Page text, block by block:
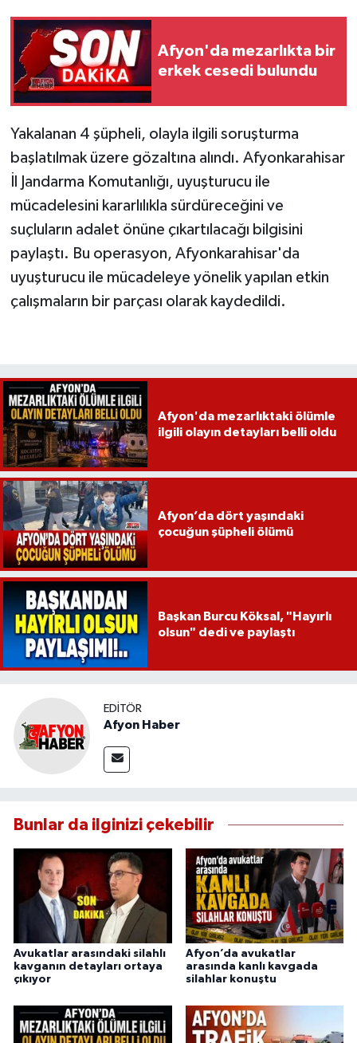
Afyon'da mezarlıkta bir
erkek cesedi bulundu
Yakalanan 4 şüpheli, olayla ilgili soruşturma
başlatılmak üzere gözaltına alındı. Afyonkarahisar
İl Jandarma Komutanlığı, uyuşturucu ile
mücadelesini kararlılıkla sürdüreceğini ve
suçluların adalet önüne çıkartılacağı bilgisini
paylaştı. Bu operasyon, Afyonkarahisar'da
uyuşturucu ile mücadeleye yönelik yapılan etkin
çalışmaların bir parçası olarak kaydedildi.
Afyon'da mezarlıktaki ölümle
ilgili olayın detayları belli oldu
Afyon’da dört yaşındaki
çocuğun şüpheli ölümü
Başkan Burcu Köksal, "Hayırlı
olsun" dedi ve paylaştı
EDITÖR
Afyon Haber
Bunlar da ilginizi çekebilir
Avukatlar arasındaki silahlı
kavganın detayları ortaya
çıkıyor
Afyon’da avukatlar
arasında kanlı kavgada
silahlar konuştu